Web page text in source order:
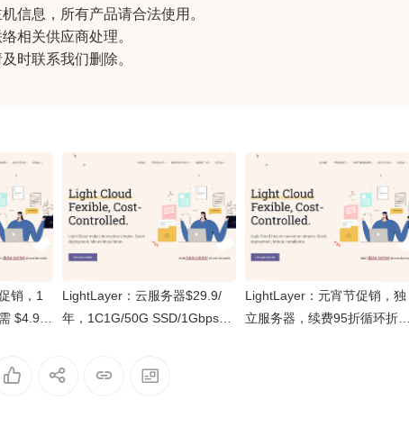
机信息 ，所有产品请合法使用。
相关供应商处理。
时联系我们删除。
销，1
$4.9/
塞云
LightLayer：云服务器$29.9/
年，1C1G/50G SSD/1Gbps@
LightLayer：元宵节促销，独
立服务器，续费95折循环折